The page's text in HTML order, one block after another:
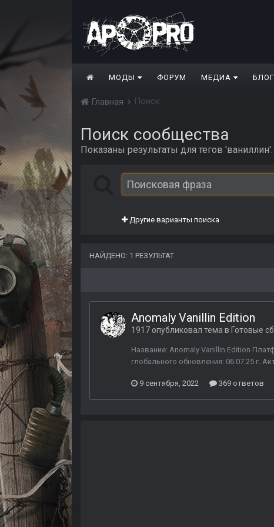
МОДЫ ФОРУМ МЕДИА
Главная Поиск
Поиск сообщества
Показаны результаты для тегов 'ваниллин'.
Другие варианты поиска
НАЙДЕНО: 1 РЕЗУЛЬТАТ
Anomaly Vanillin Edition
1917 опубликовал тема в Готовые
Название: Anomaly Vanillin Edition
глобального обновления: 06.07.25 г.
9 сентября, 2022 369 ответов